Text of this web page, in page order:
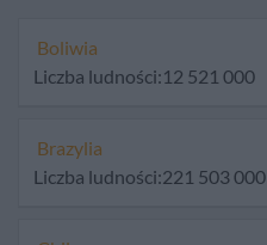
Boliwia
Liczba ludności:12 521 000
Brazylia
Liczba ludności:221 503 000